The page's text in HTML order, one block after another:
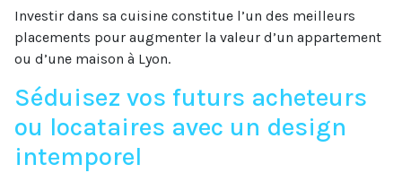
Investir dans sa cuisine constitue l’un des meilleurs
placements pour augmenter la valeur d’un appartement
ou d’une maison à Lyon.
Séduisez vos futurs acheteurs
ou locataires avec un design
intemporel